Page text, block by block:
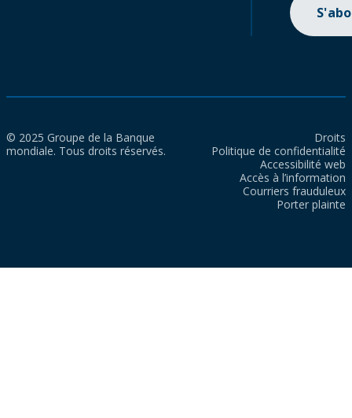
© 2025 Groupe de la Banque
mondiale. Tous droits réservés.
Droits
Politique de confidentialité
Accessibilité web
Accès à l’information
Courriers frauduleux
Porter plainte